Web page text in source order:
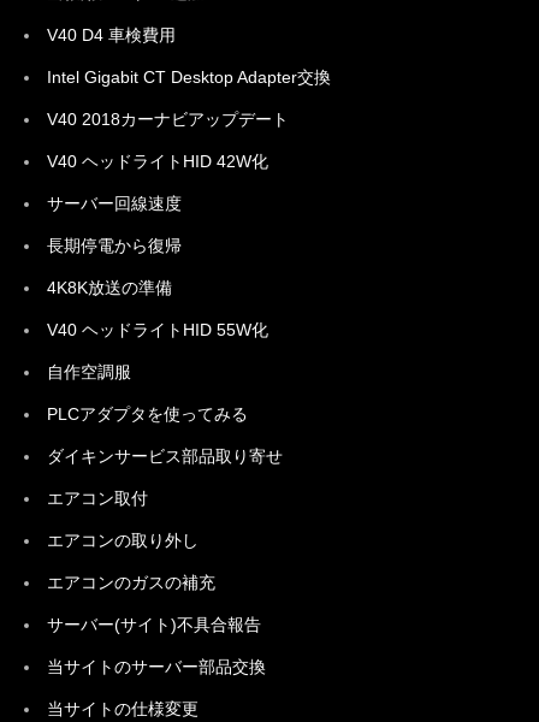
V40 D4 車検費用
Intel Gigabit CT Desktop Adapter交換
V40 2018カーナビアップデート
V40 ヘッドライトHID 42W化
サーバー回線速度
長期停電から復帰
4K8K放送の準備
V40 ヘッドライトHID 55W化
自作空調服
PLCアダプタを使ってみる
ダイキンサービス部品取り寄せ
エアコン取付
エアコンの取り外し
エアコンのガスの補充
サーバー(サイト)不具合報告
当サイトのサーバー部品交換
当サイトの仕様変更